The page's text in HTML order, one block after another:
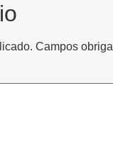
Campos